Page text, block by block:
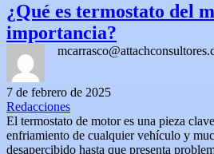
¿Qué es termostato del
importancia?
7 de febrero de 2025
Redacciones
El termostato de motor es una pieza
enfriamiento de cualquier vehículo y
desapercibido hasta que presenta